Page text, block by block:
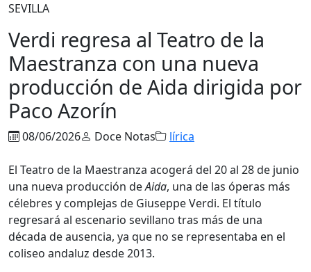
SEVILLA
Verdi regresa al Teatro de la
Maestranza con una nueva
producción de Aida dirigida por
Paco Azorín
08/06/2026 Doce Notas lírica
El Teatro de la Maestranza acogerá del 20 al 28 de junio
una nueva producción deAida, una de las óperas más
célebres y complejas de Giuseppe Verdi. El título
regresará al escenario sevillano tras más de una
década de ausencia, ya que no se representaba en el
coliseo andaluz desde 2013.